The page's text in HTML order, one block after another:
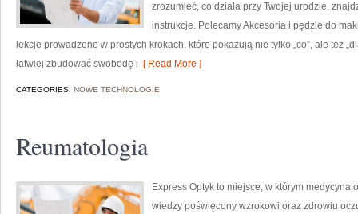
zrozumieć, co działa przy Twojej urodzie,
instrukcje. Polecamy Akcesoria i pędzle do
lekcje prowadzone w prostych krokach, które pokazują nie tylko „co”, ale też
łatwiej zbudować swobodę i [ Read More ]
CATEGORIES: NOWE TECHNOLOGIE
Reumatologia
Express Optyk to miejsce, w którym
wiedzy poświęcony wzrokowi oraz zdrowiu